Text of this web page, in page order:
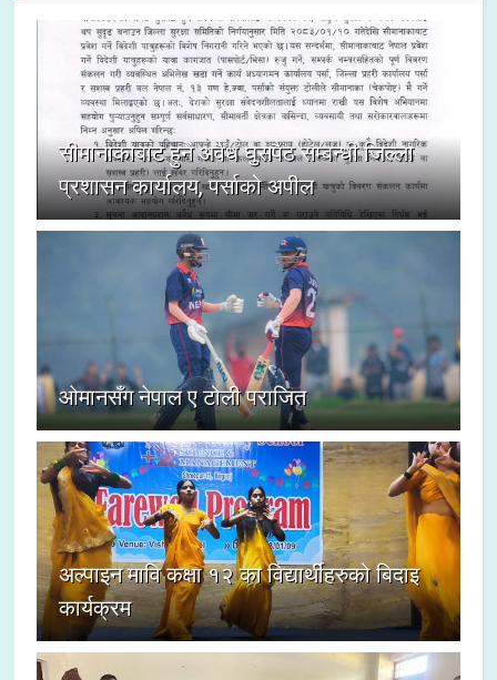
सीमानाकाबाट हुने अवैध घुसपैठ सम्बन्धी जिल्ला
प्रशासन कार्यालय, पर्साको अपील
ओमानसँग नेपाल ए टोली पराजित
अल्पाइन मावि कक्षा १२ का विद्यार्थीहरुको बिदाइ
कार्यक्रम